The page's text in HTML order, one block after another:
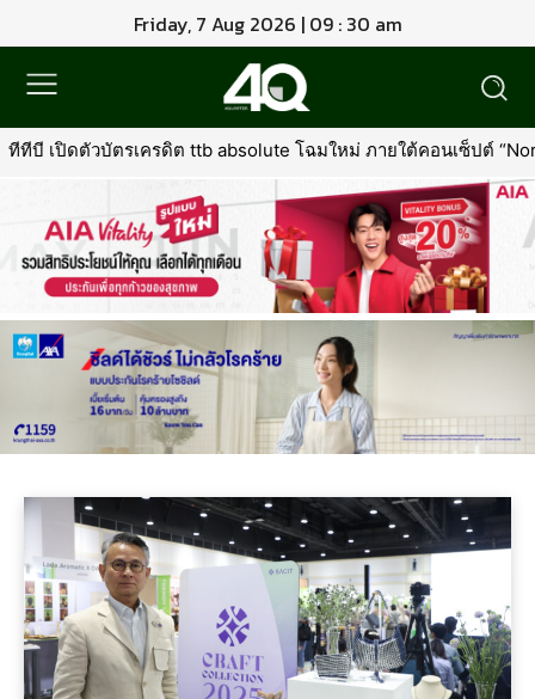
Friday, 7 Aug 2026 | 09 : 30 am
บี เปิดตัวบัตรเครดิต ttb absolute โฉมใหม่ ภายใต้คอนเซ็ปต์